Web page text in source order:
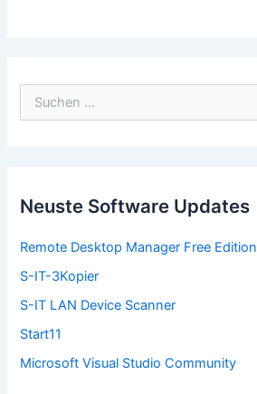
n
h
:
Neuste Software Updates
Remote Desktop Manager Free Edition
S-IT-3Kopier
S-IT LAN Device Scanner
Start11
Microsoft Visual Studio Community